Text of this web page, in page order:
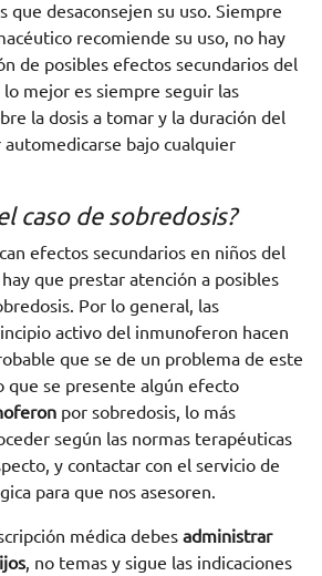
que desaconsejen su uso. Siempre
recomiende su uso, no hay
de posibles efectos secundarios del
mejor es siempre seguir las
la dosis a tomar y la duración del
bajo cualquier
caso de sobredosis?
efectos secundarios en niños del
hay que prestar atención a posibles
Por lo general, las
activo del inmunoferon hacen
que se de un problema de este
que se presente algún efecto
por sobredosis, lo más
según las normas terapéuticas
y contactar con el servicio de
para que nos asesoren.
médica debes administrar
, no temas y sigue las indicaciones